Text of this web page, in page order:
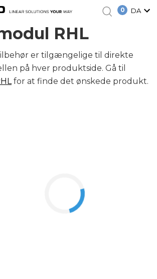
0 DA
RHL
er tilgængelige til direkte
på hver produktside. Gå til
for at finde det ønskede produkt.